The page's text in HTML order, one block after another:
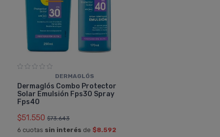
DERMAGLÓS
Dermaglós Combo Protector
Solar Emulsión Fps30 Spray
Fps40
$51.550 $73.643
6 cuotas sin interés de $8.592